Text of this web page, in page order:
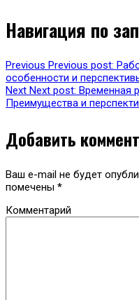
Навигация по
Previous Previous post:
особенности и
Next Next post: Временная
Преимущества и
Добавить
Ваш e-mail не будет
помечены *
Комментарий